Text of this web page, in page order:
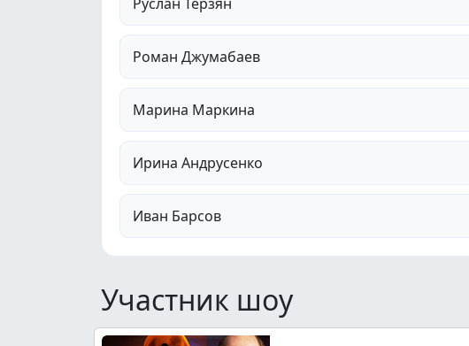
Роман Джумабаев
Марина Маркина
Ирина Андрусенко
Иван Барсов
Участник шоу